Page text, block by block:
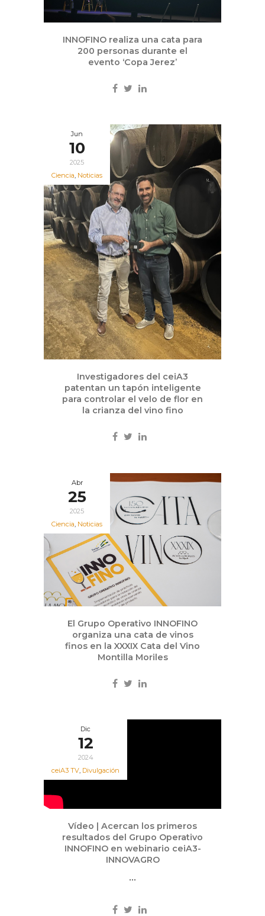
INNOFINO realiza una cata para
200 personas durante el
evento ‘Copa Jerez’
Jun
10
2025
Ciencia, Noticias
Investigadores del ceiA3
patentan un tapón inteligente
para controlar el velo de flor en
la crianza del vino fino
Abr
25
2025
Ciencia, Noticias
El Grupo Operativo INNOFINO
organiza una cata de vinos
finos en la XXXIX Cata del Vino
Montilla Moriles
Dic
12
2024
ceiA3 TV, Divulgación
Vídeo | Acercan los primeros
resultados del Grupo Operativo
INNOFINO en webinario ceiA3-
INNOVAGRO
...